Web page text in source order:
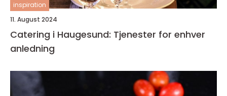
inspiration
11. August 2024
Catering i Haugesund: Tjenester for enhver
anledning